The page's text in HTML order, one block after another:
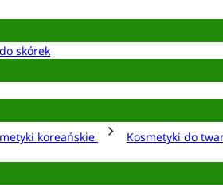
skórek
koreańskie Kosmetyki do